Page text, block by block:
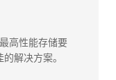
高性能存储要
解决方案。